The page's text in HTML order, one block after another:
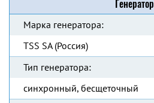
Генератор
Марка генератора:
TSS SA (Россия)
Тип генератора:
синхронный, бесщеточный